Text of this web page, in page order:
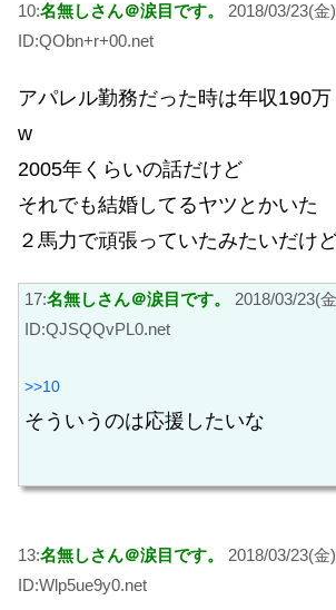
10:名無しさん＠涙目です。
2018/03/23(金
ID:QObn+r+00.net
アパレル勤務だった時は年収190
w
2005年くらいの話だけど
それでも結婚してるヤツとかいた
２馬力で頑張っていたみたいだけ
17:名無しさん＠涙目です。
2018/03/23(
ID:QJSQQvPL0.net
>>10
そういうのは応援したいな
13:名無しさん＠涙目です。
2018/03/23(金
ID:Wlp5ue9y0.net